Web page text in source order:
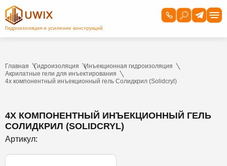
Главная Гидроизоляция
Инъекционная гидроизоляция
Акрилатные гели для инъектирования
4х компонентный инъекционный гель Солидкрил (Solidcryl)
4Х КОМПОНЕНТНЫЙ ИНЪЕКЦИОННЫЙ ГЕЛЬ
СОЛИДКРИЛ (SOLIDCRYL)
Артикул: